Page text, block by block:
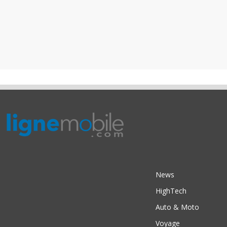
News
HighTech
Auto & Moto
Voyage